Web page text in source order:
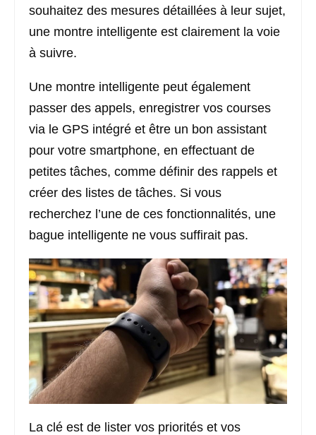
souhaitez des mesures détaillées à leur sujet,
une montre intelligente est clairement la voie
à suivre.
Une montre intelligente peut également
passer des appels, enregistrer vos courses
via le GPS intégré et être un bon assistant
pour votre smartphone, en effectuant de
petites tâches, comme définir des rappels et
créer des listes de tâches. Si vous
recherchez l’une de ces fonctionnalités, une
bague intelligente ne vous suffirait pas.
La clé est de lister vos priorités et vos